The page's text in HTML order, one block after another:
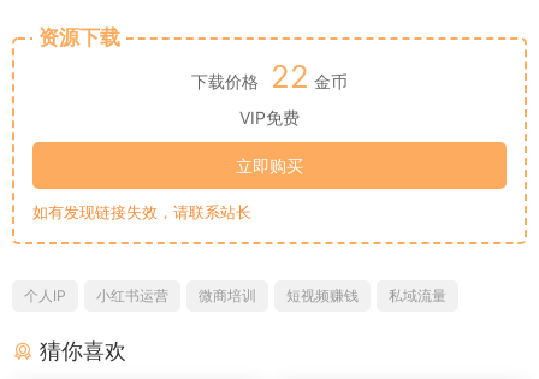
资源下载
下载价格 22 金币
VIP免费
立即购买
如有发现链接失效，请联系站长
个人IP 小红书运营 微商培训 短视频赚钱 私域流量
猜你喜欢